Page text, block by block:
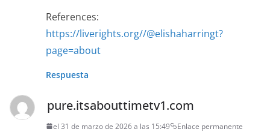
References:
https://liverights.org//@elishaharringt?
page=about
Respuesta
pure.itsabouttimetv1.com
el 31 de marzo de 2026 a las 15:49 Enlace permanente